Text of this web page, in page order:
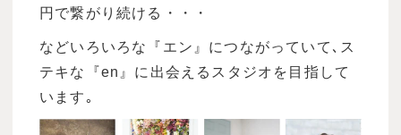
円で繋がり続ける・・・
などいろいろな『エン』につながっていて､ス
テキな『en』に出会えるスタジオを目指して
います｡